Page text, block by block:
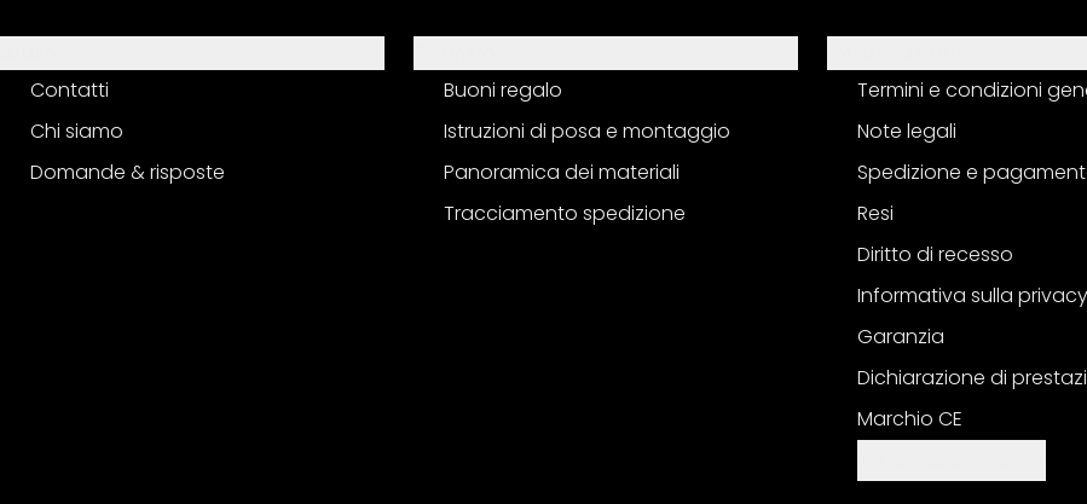
Contatti
Chi siamo
Domande & risposte
Buoni regalo
Istruzioni di posa e montaggio
Panoramica dei materiali
Tracciamento spedizione
Termini e condizioni
Note legali
Spedizione e
Resi
Diritto di recesso
Informativa sulla privacy
Garanzia
Dichiarazione di
Marchio CE